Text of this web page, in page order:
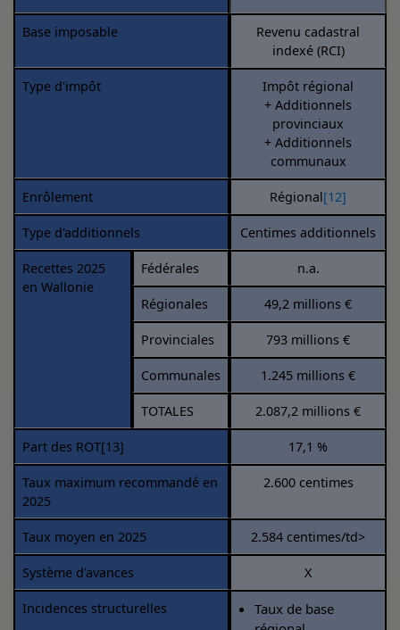
Base imposable
Revenu cadastral
indexé (RCI)
Type d'impôt
Impôt régional
+ Additionnels
provinciaux
+ Additionnels
communaux
Enrôlement Régional[12]
Type d'additionnels Centimes additionnels
Recettes 2025
en Wallonie
Fédérales n.a.
Régionales 49,2 millions €
Provinciales 793 millions €
Communales 1.245 millions €
TOTALES 2.087,2 millions €
Part des ROT[13] 17,1 %
Taux maximum recommandé en
2025
2.600 centimes
Taux moyen en 2025 2.584 centimes/td>
Système d'avances X
Incidences structurelles
Taux de base